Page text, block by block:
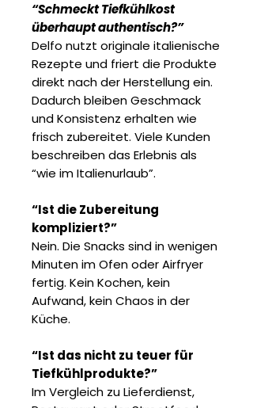
“Schmeckt Tiefkühlkost
überhaupt authentisch?”
Delfo nutzt originale italienische
Rezepte und friert die Produkte
direkt nach der Herstellung ein.
Dadurch bleiben Geschmack
und Konsistenz erhalten wie
frisch zubereitet. Viele Kunden
beschreiben das Erlebnis als
“wie im Italienurlaub”.
“Ist die Zubereitung
kompliziert?”
Nein. Die Snacks sind in wenigen
Minuten im Ofen oder Airfryer
fertig. Kein Kochen, kein
Aufwand, kein Chaos in der
Küche.
“Ist das nicht zu teuer für
Tiefkühlprodukte?”
Im Vergleich zu Lieferdienst,